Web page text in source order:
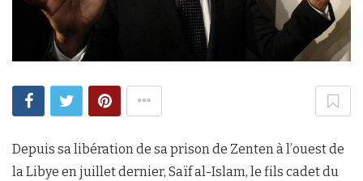
Depuis sa libération de sa prison de Zenten à l’ouest de
la Libye en juillet dernier, Saïf al-Islam, le fils cadet du